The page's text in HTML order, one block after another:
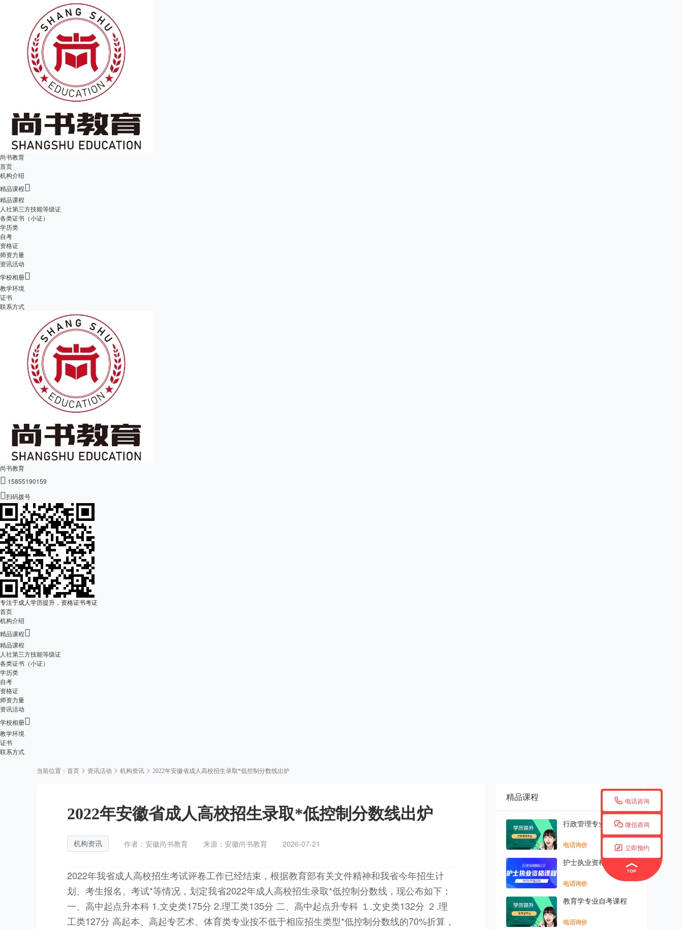
尚书教育
首页
机构介绍
精品课程
精品课程
人社第三方技能等级证
各类证书（小证）
学历类
自考
资格证
师资力量
资讯活动
学校相册
教学环境
证书
联系方式
尚书教育
 15855190159
扫码拨号
专注于成人学历提升，资格证书考证
首页
机构介绍
精品课程
精品课程
人社第三方技能等级证
各类证书（小证）
学历类
自考
资格证
师资力量
资讯活动
学校相册
教学环境
证书
联系方式
 电话咨询
 微信咨询
 立即预约
当前位置： 首页 资讯活动 机构资讯 2022年安徽省成人高校招生录取*低控制分数线出炉
2022年安徽省成人高校招生录取*低控制分数线出炉
机构资讯 作者：安徽尚书教育 来源：安徽尚书教育 2026-07-21
2022年我省成人高校招生考试评卷工作已经结束，根据教育部有关文件精神和我省今年招生计
划、考生报名、考试*等情况，划定我省2022年成人高校招生录取*低控制分数线，现公布如下：
一、高中起点升本科 1.文史类175分 2.理工类135分 二、高中起点升专科 １.文史类132分 ２.理
工类127分 高起本、高起专艺术、体育类专业按不低于相应招生类型*低控制分数线的70%折算，
精品课程 更多
行政管理专业自考课程
电话询价
护士执业资格
电话询价
教育学专业自考课程
电话询价